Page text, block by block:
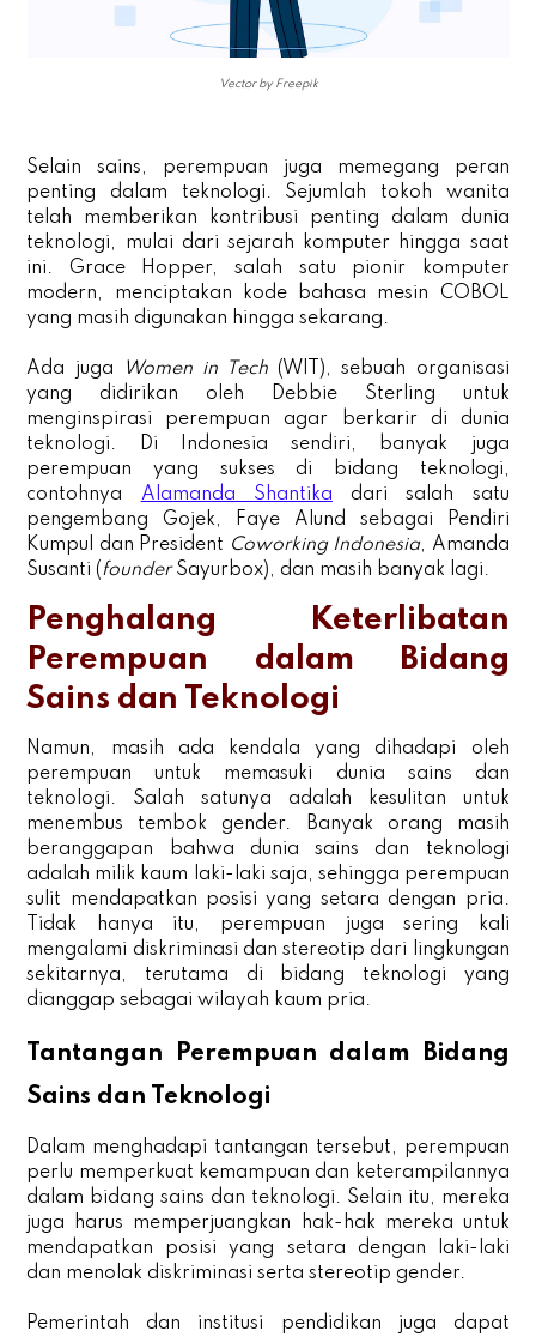
Vector by Freepik
Selain sains, perempuan juga memegang peran
penting dalam teknologi. Sejumlah tokoh wanita
telah memberikan kontribusi penting dalam dunia
teknologi, mulai dari sejarah komputer hingga saat
ini. Grace Hopper, salah satu pionir komputer
modern, menciptakan kode bahasa mesin COBOL
yang masih digunakan hingga sekarang.
Ada juga Women in Tech(WIT), sebuah organisasi
yang didirikan oleh Debbie Sterling untuk
menginspirasi perempuan agar berkarir di dunia
teknologi. Di Indonesia sendiri, banyak juga
perempuan yang sukses di bidang teknologi,
contohnya Alamanda Shantika dari salah satu
pengembang Gojek, Faye Alund sebagai Pendiri
Kumpul dan President Coworking Indonesia, Amanda
Susanti (founderSayurbox), dan masih banyak lagi.
Penghalang Keterlibatan
Perempuan dalam Bidang
Sains dan Teknologi
Namun, masih ada kendala yang dihadapi oleh
perempuan untuk memasuki dunia sains dan
teknologi. Salah satunya adalah kesulitan untuk
menembus tembok gender. Banyak orang masih
beranggapan bahwa dunia sains dan teknologi
adalah milik kaum laki-laki saja, sehingga perempuan
sulit mendapatkan posisi yang setara dengan pria.
Tidak hanya itu, perempuan juga sering kali
mengalami diskriminasi dan stereotip dari lingkungan
sekitarnya, terutama di bidang teknologi yang
dianggap sebagai wilayah kaum pria.
Tantangan Perempuan dalam Bidang
Sains dan Teknologi
Dalam menghadapi tantangan tersebut, perempuan
perlu memperkuat kemampuan dan keterampilannya
dalam bidang sains dan teknologi. Selain itu, mereka
juga harus memperjuangkan hak-hak mereka untuk
mendapatkan posisi yang setara dengan laki-laki
dan menolak diskriminasi serta stereotip gender.
Pemerintah dan institusi pendidikan juga dapat